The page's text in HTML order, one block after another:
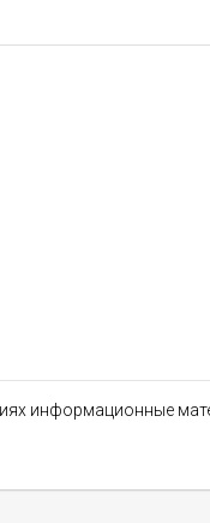
информационные